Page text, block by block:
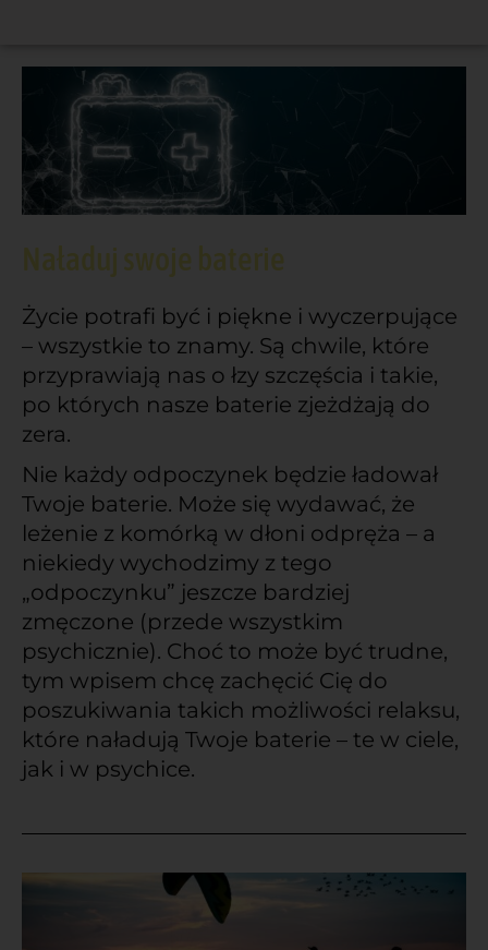
Naładuj swoje baterie
Życie potrafi być i piękne i wyczerpujące
– wszystkie to znamy. Są chwile, które
przyprawiają nas o łzy szczęścia i takie,
po których nasze baterie zjeżdżają do
zera.
Nie każdy odpoczynek będzie ładował
Twoje baterie. Może się wydawać, że
leżenie z komórką w dłoni odpręża – a
niekiedy wychodzimy z tego
„odpoczynku” jeszcze bardziej
zmęczone (przede wszystkim
psychicznie). Choć to może być trudne,
tym wpisem chcę zachęcić Cię do
poszukiwania takich możliwości relaksu,
które naładują Twoje baterie – te w ciele,
jak i w psychice.